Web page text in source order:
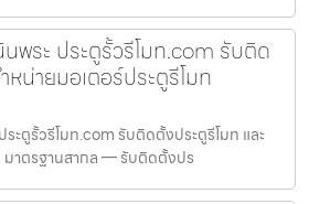
พระ ประตูรั้วรีโมท.com รับติด
หน่ายมอเตอร์ประตูรีโมท
ระตูรั้วรีโมท.com รับติดตั้งประตูรีโมท และ
มาตรฐานสากล — รับติดตั้งปร